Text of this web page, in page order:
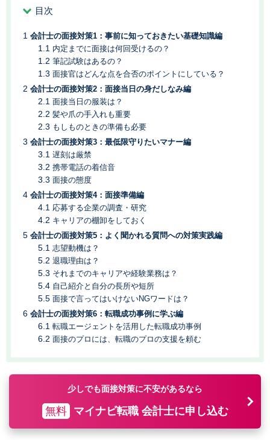
目次
会計士の面接対策1：事前に知っておきたい基礎知識編
内定までに面接は何回受けるの？
筆記試験はあるの？
面接官はどんな点を合否のポイントにしている？
会計士の面接対策2：面接当日の身だしなみ編
面接当日の服装は？
髪や爪の手入れも重要
もしものときの準備も必要
会計士の面接対策3：最低限守りたいマナー編
遅刻は厳禁
携帯電話の着信音
面接の態度
会計士の面接対策4：面接準備編
応募する企業の調査・研究
キャリアの棚卸をしておく
会計士の面接対策5：よく聞かれる質問への対策実践編
志望動機は？
退職理由は？
それまでのキャリアや経験業務は？
自己紹介と自分の長所や短所
面接で言ってはいけないNGワードは？
会計士の面接対策6：転職成功事例に学ぶ編
転職エージェントを活用した転職成功事例
面接のプロには、転職のプロの支援を頼む
少しでも面接対策に不安があるなら
無料 マイナビ転職 会計士に申し込む